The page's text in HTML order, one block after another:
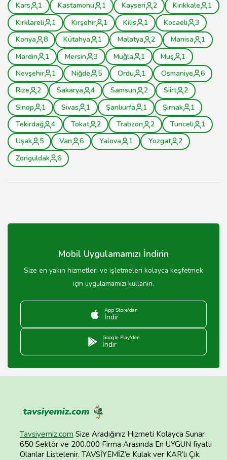
Kars
1 Kastamonu 1 Kayseri 2 Kırıkkale
1
Kırklareli
1 Kırşehir 1 Kilis 1 Kocaeli
3
Konya
8 Kütahya 1 Malatya 2 Manisa
1
Mardin
1 Mersin 3 Muğla 1 Muş
1
Nevşehir
1 Niğde 5 Ordu 1 Osmaniye
6
Rize
2 Sakarya 4 Samsun 2 Siirt
2
Sinop
1 Sivas 1 Şanlıurfa 1 Şırnak
1
Tekirdağ
4 Tokat 2 Trabzon 2 Tunceli
1
Uşak
5 Van 6 Yalova 1 Yozgat
2
Zonguldak
6
Mobil Uygulamamızı İndirin
Size en yakın hizmetleri ve işletmeleri kolayca keşfetmek
için uygulamamızı kullanın.
App Store'dan
İndir
Google Play'den
İndir
Tavsiyemiz.com Size Aradığınız Hizmeti Kolayca Sunar
650 Sektör ve 200.000 Firma Arasında En UYGUN fiyatlı
Olanlar Listelenir. TAVSİYEMİZ’e Kulak ver KAR’lı Çık.